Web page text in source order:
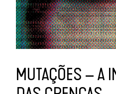
MUTAÇÕES – A